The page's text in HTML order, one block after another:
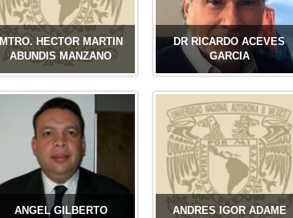
MTRO. HECTOR MARTIN
ABUNDIS MANZANO
DR RICARDO ACEVES
GARCIA
ANGEL GILBERTO
ANDRES IGOR ADAME